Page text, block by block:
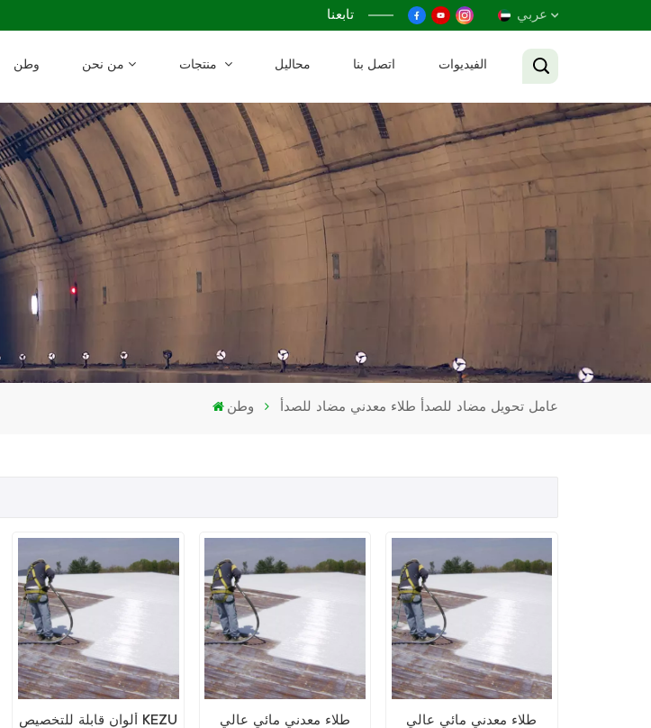
تابعنا عربي
Français
Русский
وطن من نحن محاليل اتصل بنا الفيديوات
وطن عامل تحويل مضاد للصدأ طلاء معدني مضاد للصدأ
ألوان قابلة للتخصيص KEZU
طلاء معدني مائي عالي
طلاء معدني مائي عالي